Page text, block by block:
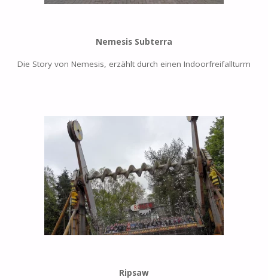
Nemesis Subterra
Die Story von Nemesis, erzählt durch einen Indoorfreifallturm
Ripsaw